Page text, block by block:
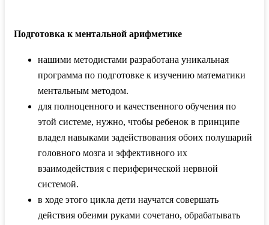
Подготовка к ментальной арифметике
нашими методистами разработана уникальная
программа по подготовке к изучению математики
ментальным методом.
для полноценного и качественного обучения по
этой системе, нужно, чтобы ребенок в принципе
владел навыками задействования обоих полушарий
головного мозга и эффективного их
взаимодействия с периферической нервной
системой.
в ходе этого цикла дети научатся совершать
действия обеими руками сочетано, обрабатывать